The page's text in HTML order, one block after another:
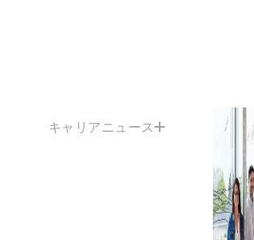
キャリアニュース